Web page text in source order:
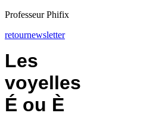
Professeur Phifix
retournewsletter
Les
voyelles
É ou È